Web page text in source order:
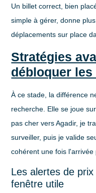
Un billet correct, bien
simple à gérer, donne
déplacements sur place
Stratégies
débloquer
À ce stade, la différence
recherche. Elle se joue
pas cher vers Agadir, je
surveiller, puis je valide
cohérent une fois l'arrivée
Les alertes de
fenêtre utile